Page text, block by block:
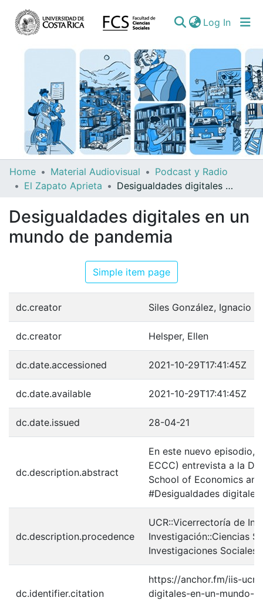
Log In
Communities
All of DSpace
Home Material Audiovisual
Podcast y Radio
El Zapato Aprieta
Desigualdades digitales en un mundo de pandemia
Desigualdades digitales en un
mundo de pandemia
Simple item page
dc.creator Siles González, Ignacio
dc.creator Helsper, Ellen
dc.date.accessioned 2021-10-29T17:41:45Z
dc.date.available 2021-10-29T17:41:45Z
dc.date.issued 28-04-21
dc.description.abstract
En este nuevo episodio,
ECCC) entrevista a la
School of Economics
#Desigualdades
dc.description.procedence
UCR::Vicerrectoría de
Investigación::Ciencias
Investigaciones Sociales
dc.identifier.citation
https://anchor.fm/iis-ucr/
digitales-en-un-mundo-